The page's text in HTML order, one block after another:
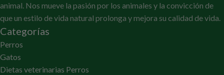
animal. Nos mueve la pasión por los animales y la convicción de
que un estilo de vida natural prolonga y mejora su calidad de vida.
Categorías
Perros
Gatos
Dietas veterinarias Perros